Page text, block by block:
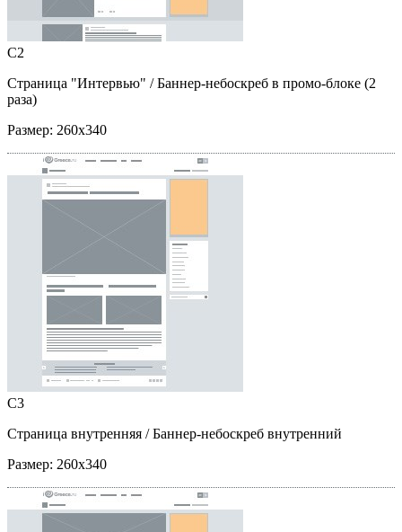
C2
Страница "Интервью" / Баннер-небоскреб в промо-блоке (2
раза)
Размер: 260x340
C3
Страница внутренняя / Баннер-небоскреб внутренний
Размер: 260x340